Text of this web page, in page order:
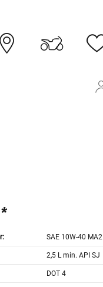
*
SAE 10W-40 MA2
2,5 L min. API SJ
DOT 4